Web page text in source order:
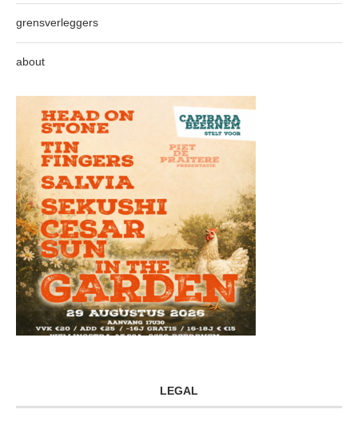
grensverleggers
about
LEGAL